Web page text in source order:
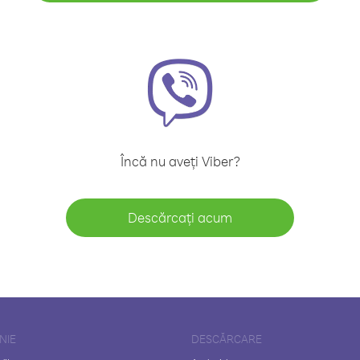
Încă nu aveți Viber?
Descărcați acum
DESCĂRCARE